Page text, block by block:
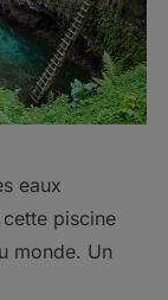
eaux
piscine
monde. Un